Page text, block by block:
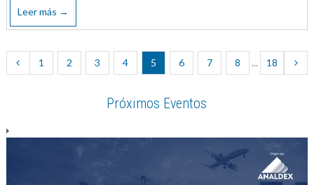
Leer más →
1 2 3 4 5 6 7 8 ... 18
Próximos Eventos